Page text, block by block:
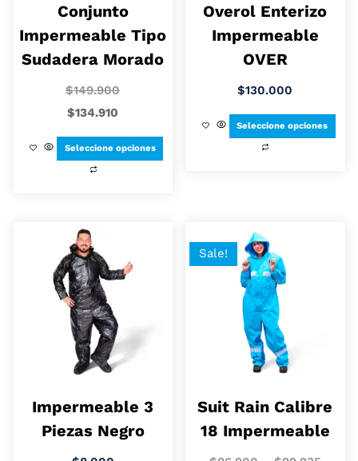
Conjunto
Impermeable Tipo
Sudadera Morado
$149.900
$134.910
Seleccione opciones
Overol Enterizo
Impermeable
OVER
$130.000
Seleccione opciones
Impermeable 3
Piezas Negro
Sale!
Suit Rain Calibre
18 Impermeable